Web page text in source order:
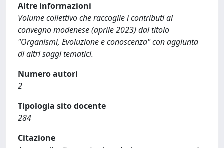
Altre informazioni
Volume collettivo che raccoglie i contributi al
convegno modenese (aprile 2023) dal titolo
"Organismi, Evoluzione e conoscenza" con aggiunta
di altri saggi tematici.
Numero autori
2
Tipologia sito docente
284
Citazione